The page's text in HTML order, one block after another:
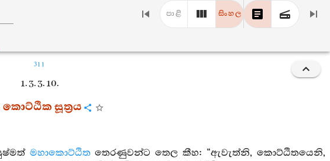
පාළි සිංහල
311
1. 3. 3. 10.
සූත්‍රය
මහාකොට්ඨිත තෙරණුවන්ට තෙල කීහ: “ඇවැත්නි, කොට්ඨිතයෙනි,